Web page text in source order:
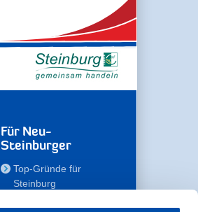
Für Neu-
Steinburger
Top-Gründe für
Steinburg